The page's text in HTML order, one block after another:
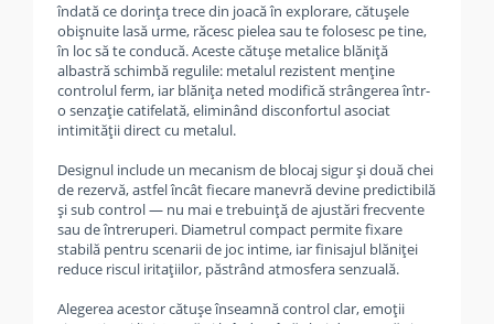
îndată ce dorința trece din joacă în explorare, cătușele
obișnuite lasă urme, răcesc pielea sau te folosesc pe tine,
în loc să te conducă. Aceste cătușe metalice blăniță
albastră schimbă regulile: metalul rezistent menține
controlul ferm, iar blănița neted modifică strângerea într-
o senzație catifelată, eliminând disconfortul asociat
intimității direct cu metalul.
Designul include un mecanism de blocaj sigur și două chei
de rezervă, astfel încât fiecare manevră devine predictibilă
și sub control — nu mai e trebuință de ajustări frecvente
sau de întreruperi. Diametrul compact permite fixare
stabilă pentru scenarii de joc intime, iar finisajul blăniței
reduce riscul iritațiilor, păstrând atmosfera senzuală.
Alegerea acestor cătușe înseamnă control clar, emoții